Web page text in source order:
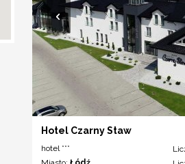
Hotel Czarny Staw
hotel ***